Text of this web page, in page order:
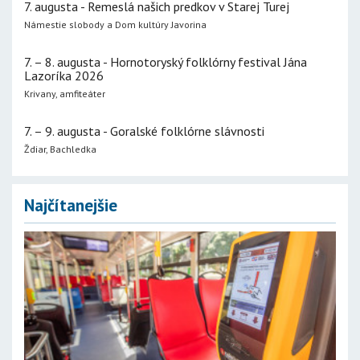
7. augusta - Remeslá našich predkov v Starej Turej
Námestie slobody a Dom kultúry Javorina
7. – 8. augusta - Hornotoryský folklórny festival Jána
Lazoríka 2026
Krivany, amfiteáter
7. – 9. augusta - Goralské folklórne slávnosti
Ždiar, Bachledka
Najčítanejšie